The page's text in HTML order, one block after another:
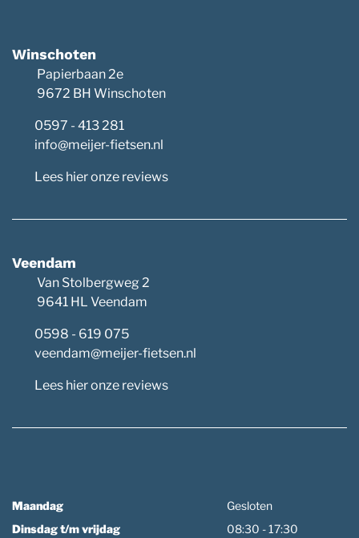
Winschoten
Papierbaan 2e
9672 BH Winschoten
0597 - 413 281
info@meijer-fietsen.nl
Lees hier onze reviews
Veendam
Van Stolbergweg 2
9641 HL Veendam
0598 - 619 075
veendam@meijer-fietsen.nl
Lees hier onze reviews
Maandag
Gesloten
Dinsdag t/m vrijdag
08:30 - 17:30